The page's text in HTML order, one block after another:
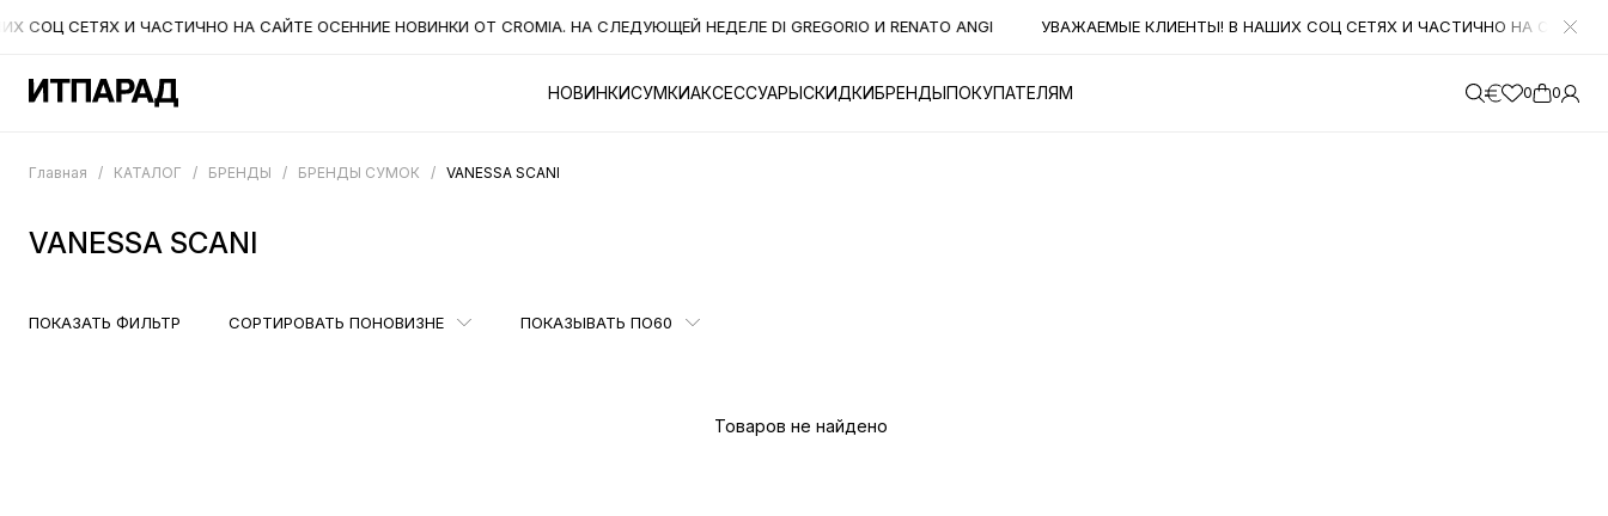
И ЧАСТИЧНО НА САЙТЕ ОСЕННИЕ НОВИНКИ ОТ CROMIA. НА СЛЕДУЮЩЕЙ НЕДЕЛЕ DI GREGORIO И RENATO ANGI УВАЖАЕМЫЕ КЛИЕНТЫ! В НАШИХ СОЦ СЕТЯХ И ЧАСТИЧНО НА САЙТЕ
НОВИНКИСУМКИАКСЕССУАРЫСКИДКИБРЕНДЫПОКУПАТЕЛЯМ 0 0
Главная / КАТАЛОГ / БРЕНДЫ / БРЕНДЫ СУМОК / VANESSA SCANI
VANESSA SCANI
ПОКАЗАТЬ ФИЛЬТР СОРТИРОВАТЬ ПОНОВИЗНЕ ПОКАЗЫВАТЬ ПО60
Товаров не найдено